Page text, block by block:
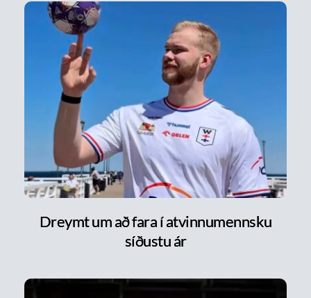
Dreymt um að fara í atvinnumennsku
síðustu ár